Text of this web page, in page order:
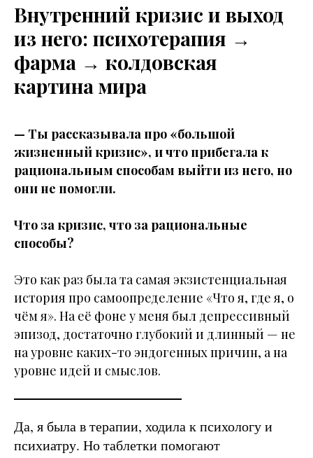
Внутренний кризис и выход
из него: психотерапия →
фарма → колдовская
картина мира
— Ты рассказывала про «большой
жизненный кризис», и что прибегала к
рациональным способам выйти из него, но
они не помогли.
Что за кризис, что за рациональные
способы?
Это как раз была та самая экзистенциальная
история про самоопределение «Что я, где я, о
чём я». На её фоне у меня был депрессивный
эпизод, достаточно глубокий и длинный — не
на уровне каких-то эндогенных причин, а на
уровне идей и смыслов.
Да, я была в терапии, ходила к психологу и
психиатру. Но таблетки помогают